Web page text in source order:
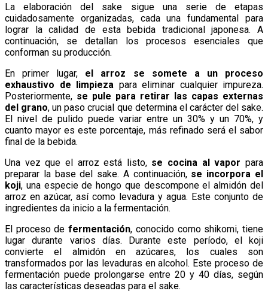
La elaboración del sake sigue una serie de etapas
cuidadosamente organizadas, cada una fundamental para
lograr la calidad de esta bebida tradicional japonesa. A
continuación, se detallan los procesos esenciales que
conforman su producción.
En primer lugar, el arroz se somete a un proceso
exhaustivo de limpieza para eliminar cualquier impureza.
Posteriormente, se pule para retirar las capas externas
del grano, un paso crucial que determina el carácter del sake.
El nivel de pulido puede variar entre un 30% y un 70%, y
cuanto mayor es este porcentaje, más refinado será el sabor
final de la bebida.
Una vez que el arroz está listo, se cocina al vapor para
preparar la base del sake. A continuación, se incorpora el
koji, una especie de hongo que descompone el almidón del
arroz en azúcar, así como levadura y agua. Este conjunto de
ingredientes da inicio a la fermentación.
El proceso defermentación, conocido como shikomi, tiene
lugar durante varios días. Durante este período, el koji
convierte el almidón en azúcares, los cuales son
transformados por las levaduras en alcohol. Este proceso de
fermentación puede prolongarse entre 20 y 40 días, según
las características deseadas para el sake.